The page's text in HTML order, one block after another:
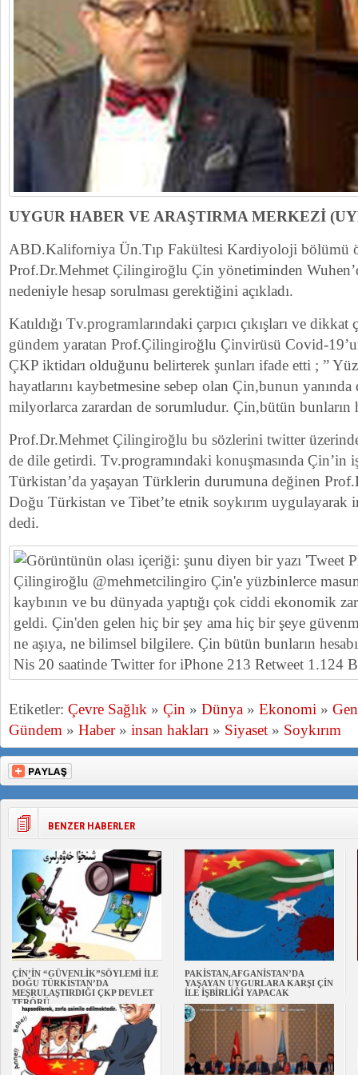
UYGUR HABER VE ARAŞTIRMA MERKEZİ
ABD.Kaliforniya Ün.Tıp Fakültesi Kardiyoloji bölümü
Prof.Dr.Mehmet Çilingiroğlu Çin yönetiminden
nedeniyle hesap sorulması gerektiğini açıkladı.
Katıldığı Tv.programlarındaki çarpıcı çıkışları ve dikkat
gündem yaratan Prof.Çilingiroğlu Çinvirüsü Covid-
ÇKP iktidarı olduğunu belirterek şunları ifade etti ; ”
hayatlarını kaybetmesine sebep olan Çin,bunun yanında
milyorlarca zarardan de sorumludur. Çin,bütün bunların
Prof.Dr.Mehmet Çilingiroğlu bu sözlerini twitter
de dile getirdi. Tv.programındaki konuşmasında Çin’in
Türkistan’da yaşayan Türklerin durumuna değinen
Doğu Türkistan ve Tibet’te etnik soykırım uygulayarak
dedi.
Etiketler: Çevre Sağlık » Çin » Dünya » Ekonomi »
Gündem » Haber» insan hakları » Siyaset » Soykırım
BENZER HABERLER
ÇİN’İN “GÜVENLİK”SÖYLEMİ İLE
DOĞU TÜRKİSTAN’DA
MEŞRULAŞTIRDIĞI ÇKP DEVLET
TERÖRÜ
PAKİSTAN,AFGANİSTAN’DA
YAŞAYAN UYGURLARA KARŞI ÇİN
İLE İŞBİRLİĞİ YAPACAK